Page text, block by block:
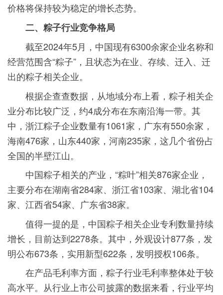
价格将保持较为稳定的增长态势。
二、粽子行业竞争格局
截至2024年5月，中国现有6300余家企业名称和
经营范围含“粽子”，且状态为在业、存续、迁入、迁
出的粽子相关企业。
根据企查查数据，从地域分布上看，粽子相关企
业分布比较广泛，约4成分布在东南沿海一带。其
中，浙江粽子企业数量有1061家，广东有550余家，
海南476家，山东440家，河南235家，这几个省份占
全国的半壁江山。
中国粽子相关的产业，“粽叶”相关876家企业，
主要分布在湖南省284家、浙江省103家、湖北省104
家、江西省54家、广东省38家。
值得一提的是，中国粽子相关企业专利数量持续
增长，目前达到2278条。其中，外观设计877条，发
明公布673条，实用新型622条，发明授权106条。
在产品毛利率方面，粽子行业毛利率整体处于较
高水平。从行业上市公司披露的数据来看，行业平均